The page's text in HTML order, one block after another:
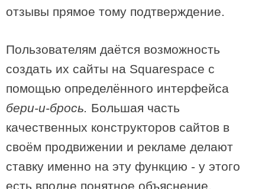
отзывы прямое тому подтверждение.
Пользователям даётся возможность
создать их сайты на Squarespace с
помощью определённого интерфейса
бери-и-брось. Большая часть
качественных конструкторов сайтов в
своём продвижении и рекламе делают
ставку именно на эту функцию - у этого
есть вполне понятное объяснение,